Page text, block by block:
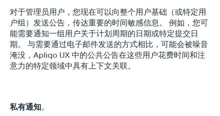
对于管理员用户，您现在可以向整个用户基础（或特定用
户组）发送公告，传达重要的时间敏感信息。 例如，您可
能需要通知一组用户关于计划周期的日期或特定提交日
期。 与需要通过电子邮件发送的方式相比，可能会被噪音
淹没，Apliqo UX 中的公共公告在这些用户花费时间和注
意力的特定领域中具有上下文关联。
私有通知。